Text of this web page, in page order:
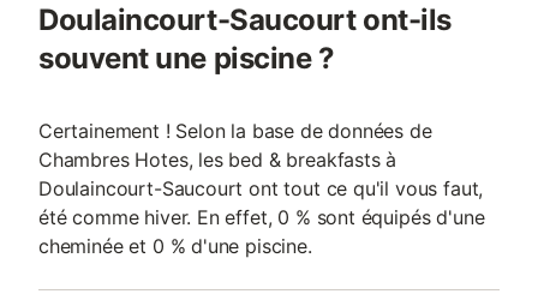
Doulaincourt-Saucourt ont-ils
souvent une piscine ?
Certainement ! Selon la base de données de
Chambres Hotes, les bed & breakfasts à
Doulaincourt-Saucourt ont tout ce qu'il vous faut,
été comme hiver. En effet, 0 % sont équipés d'une
cheminée et 0 % d'une piscine.